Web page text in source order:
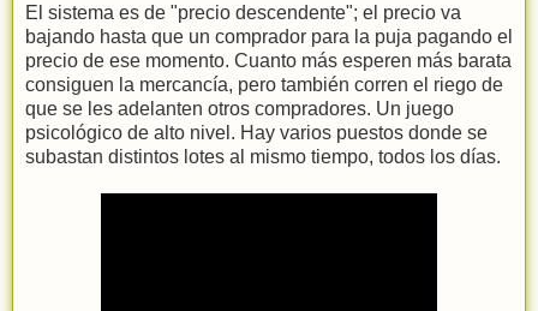
El sistema es de "precio descendente"; el precio va
bajando hasta que un comprador para la puja pagando el
precio de ese momento. Cuanto más esperen más barata
consiguen la mercancía, pero también corren el riego de
que se les adelanten otros compradores. Un juego
psicológico de alto nivel. Hay varios puestos donde se
subastan distintos lotes al mismo tiempo, todos los días.